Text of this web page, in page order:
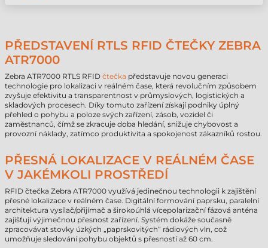
PŘEDSTAVENÍ RTLS RFID ČTEČKY ZEBRA
ATR7000
Zebra ATR7000 RTLS RFID čtečka představuje novou generaci
technologie pro lokalizaci v reálném čase, která revolučním způsobem
zvyšuje efektivitu a transparentnost v průmyslových, logistických a
skladových procesech. Díky tomuto zařízení získají podniky úplný
přehled o pohybu a poloze svých zařízení, zásob, vozidel či
zaměstnanců, čímž se zkracuje doba hledání, snižuje chybovost a
provozní náklady, zatímco produktivita a spokojenost zákazníků rostou.
PŘESNÁ LOKALIZACE V REÁLNÉM ČASE
V JAKÉMKOLI PROSTŘEDÍ
RFID čtečka Zebra ATR7000 využívá jedinečnou technologii k zajištění
přesné lokalizace v reálném čase. Digitální formování paprsku, paralelní
architektura vysílač/přijímač a širokoúhlá vícepolarizační fázová anténa
zajišťují výjimečnou přesnost zařízení. Systém dokáže současně
zpracovávat stovky úzkých „paprskovitých“ rádiových vln, což
umožňuje sledování pohybu objektů s přesností až 60 cm.